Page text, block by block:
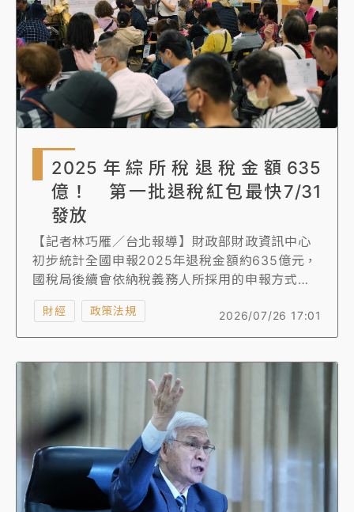
2025年綜所稅退稅金額635
億！ 第一批退稅紅包最快7/31
發放
【記者林巧雁／台北報導】財政部財政資訊中心
初步統計全國申報2025年退稅金額約635億元，
國稅局後續會依納稅義務人所採用的申報方式，
分批辦理退稅作業，綜合所得稅第一批退稅日期
為7月31日。
2026/07/26 17:01
財經 政策法規